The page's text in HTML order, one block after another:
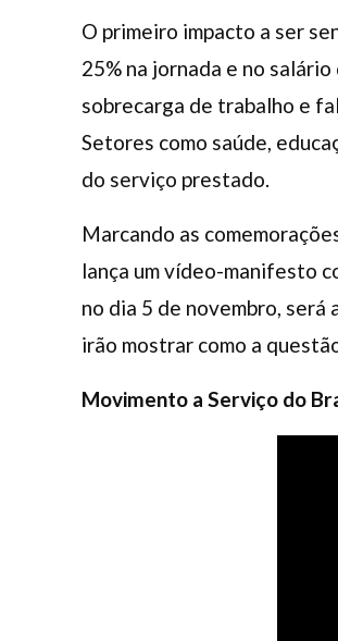
O primeiro impacto a ser
25% na jornada e no
sobrecarga de trabalho e
Setores como saúde,
do serviço prestado.
Marcando as
lança um vídeo-manifesto
no dia 5 de novembro, será
irão mostrar como a
Movimento a Serviço do